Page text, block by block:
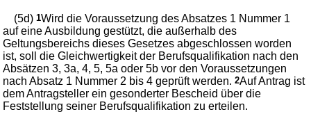
(5d)1Wird die Voraussetzung des Absatzes 1 Nummer 1
auf eine Ausbildung gestützt, die außerhalb des
Geltungsbereichs dieses Gesetzes abgeschlossen worden
ist, soll die Gleichwertigkeit der Berufsqualifikation nach den
Absätzen 3, 3a, 4, 5, 5a oder 5b vor den Voraussetzungen
nach Absatz 1 Nummer 2 bis 4 geprüft werden.2Auf Antrag ist
dem Antragsteller ein gesonderter Bescheid über die
Feststellung seiner Berufsqualifikation zu erteilen.